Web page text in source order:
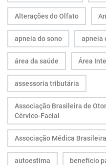
Alterações do Olfato
apneia do sono apneia
área da saúde Área
assessoria tributária
Associação Brasileira de
Cérvico-Facial
Associação Médica Brasileira
autoestima benefício